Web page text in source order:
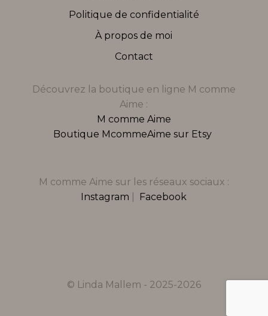
Politique de confidentialité
À propos de moi
Contact
Découvrez la boutique en ligne M comme
Aime :
M comme Aime
Boutique McommeAime sur Etsy
M comme Aime sur les réseaux sociaux :
Instagram
Facebook
© Linda Mallem - 2025-2026